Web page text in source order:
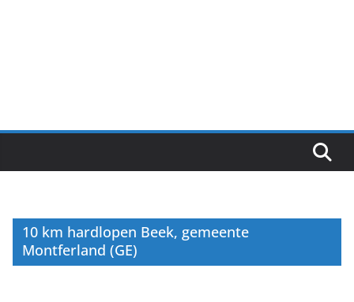
10 km hardlopen Beek, gemeente
Montferland (GE)